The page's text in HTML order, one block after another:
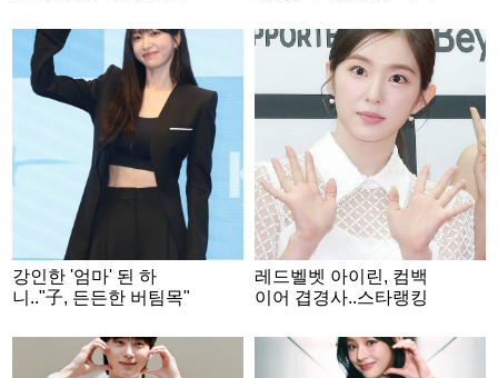
강인한 '엄마' 된 하
니.."子, 든든한 버팀목"
레드벨벳 아이린, 컴백
이어 겹경사..스타랭킹